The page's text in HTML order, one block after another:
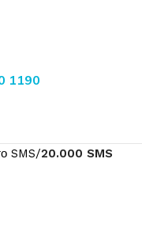
1190
SMS/20.000 SMS